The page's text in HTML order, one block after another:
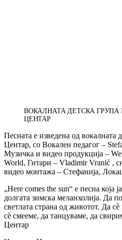
ВОКАЛНАТА ДЕТСКА ГРУПА
ЦЕНТАР
Песната е изведена од вокалната
Центар, со Вокален педагог –
Музичка и видео продукција –
World, Гитари – Vladimir Vranić ,
видео монтажа – Стефанија,
„Here comes the sun“ e песна која
долгата зимска меланхолија. Да
светлата страна од животот. Да
сѐ смееме, да танцуваме, да
Центар